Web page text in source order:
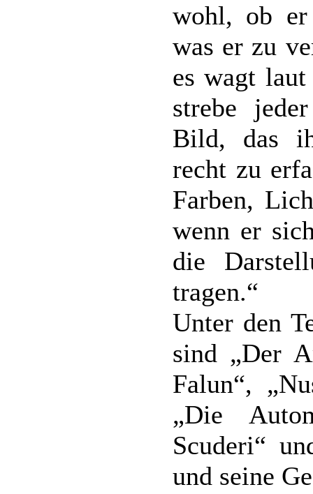
wohl, ob er
was er zu
es wagt
strebe
Bild, das
recht zu
Farben,
wenn er
die
tragen.“
Unter den
sind „Der
Falun“,
„Die
Scuderi“
und seine